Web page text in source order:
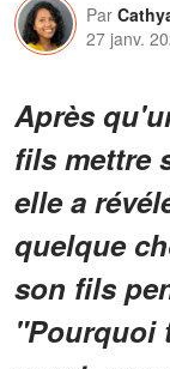
Par
27 janv.
Après
fils mettre
elle a
quelque
son fils
"Pourquoi